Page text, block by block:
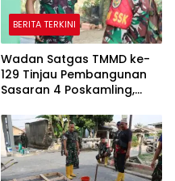
BERITA TERKINI
Wadan Satgas TMMD ke-
129 Tinjau Pembangunan
Sasaran 4 Poskamling,
Perencanaan